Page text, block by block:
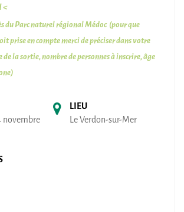
<
du Parc naturel régional Médoc (pour que
prise en compte merci de préciser dans votre
la sortie, nombre de personnes à inscrire, âge
novembre
LIEU
Le Verdon-sur-Mer